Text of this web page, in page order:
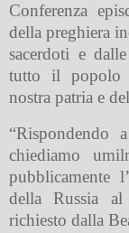
Conferenza
della preghiera
sacerdoti e
tutto il popolo
nostra patria e
“Rispondendo
chiediamo
pubblicamente
della Russia
richiesto dalla